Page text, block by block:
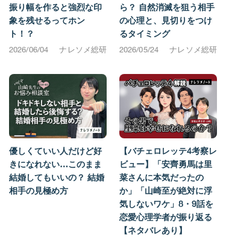
振り幅を作ると強烈な印
象を残せるってホン
ト！？
2026/06/04 ナレソメ総研
ら？ 自然消滅を狙う相手
の心理と、見切りをつけ
るタイミング
2026/05/24 ナレソメ総研
優しくていい人だけど好
きになれない…このまま
結婚してもいいの？ 結婚
相手の見極め方
【バチェロレッテ4考察レ
ビュー】「安齊勇馬は里
菜さんに本気だったの
か」「山崎至が絶対に浮
気しないワケ」8・9話を
恋愛心理学者が振り返る
【ネタバレあり】